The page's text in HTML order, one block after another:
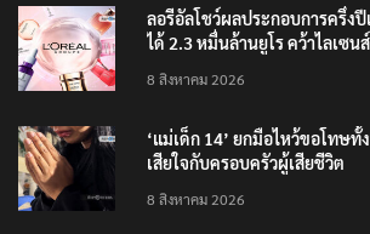
ลอรีอัลโชว์ผลประกอบการครึ่ง
ได้ 2.3 หมื่นล้านยูโร คว้าไลเซน
8 สิงหาคม 2026
‘แม่เด็ก 14’ ยกมือไหว้ขอโทษ
เสียใจกับครอบครัวผู้เสียชีวิต
8 สิงหาคม 2026